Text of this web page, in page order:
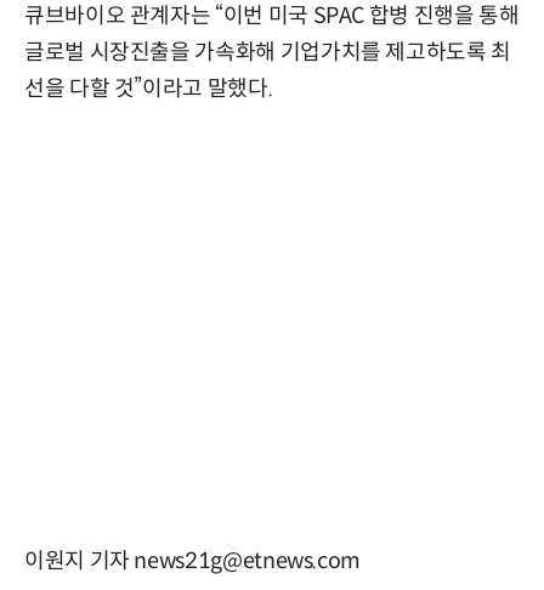
큐브바이오 관계자는 “이번 미국 SPAC 합병 진행을 통해
글로벌 시장진출을 가속화해 기업가치를 제고하도록 최
선을 다할 것”이라고 말했다.
이원지 기자 news21g@etnews.com